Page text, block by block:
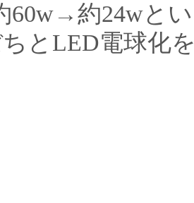
60w→約24wと
とLED電球化